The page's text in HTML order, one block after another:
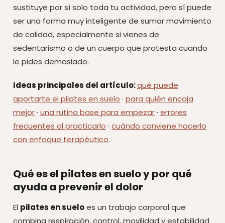
sustituye por sí solo toda tu actividad, pero sí puede
ser una forma muy inteligente de sumar movimiento
de calidad, especialmente si vienes de
sedentarismo o de un cuerpo que protesta cuando
le pides demasiado.
Ideas principales del artículo:qué puede
aportarte el pilates en suelo · para quién encaja
mejor· una rutina base para empezar· errores
frecuentes al practicarlo · cuándo conviene hacerlo
con enfoque terapéutico.
Qué es el pilates en suelo y por qué
ayuda a prevenir el dolor
El pilates en sueloes un trabajo corporal que
combina respiración, control, movilidad y estabilidad